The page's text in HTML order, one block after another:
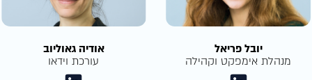
יובל פריאל
מנהלת אימפקט וקהילה
אודיה גאוליוב
עורכת וידאו